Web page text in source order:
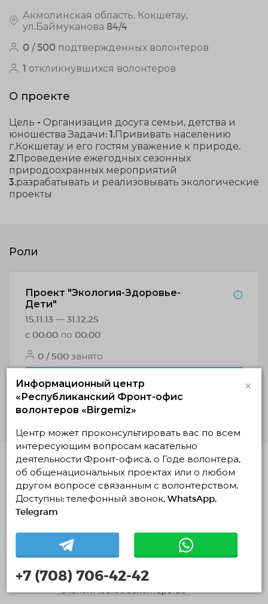
Акмолинская область, Кокшетау,
ул.Баймуканова 84/4
0 / 500 подтвержденных волонтеров
1 откликнувшихся волонтеров
О проекте
Цель - Организация досуга семьи, детства и
юношества Задачи: 1.Прививать населению
г.Кокшетау и его гостям уважение к природе.
2.Проведение ежегодных сезонных
природоохранных мероприятий
3.разрабатывать и реализовывать экологические
проекты
Роли
Проект "Экология-Здоровье-
Дети"
15.11.13 — 31.12.25
c 00:00 по 00:00
0 / 500 занято
НАБОР ОКОНЧЕН
Подробнее
Похожие проекты
Жылы патруль: Түркістандағы панасыз
жануарларға көмек акциясы
24.07.2026 22:25
31.07.2026 — 31.07.2026, c 18:00 по 20:00
Туркестанская область, Туркестан
Экологическое волонтерство
Информационный центр
«Республиканский Фронт-офис
волонтеров «Birgemiz»
×
Центр может проконсультировать вас по всем
интересующим вопросам касательно
деятельности Фронт-офиса, о Годе волонтера,
об общенациональных проектах или о любом
другом вопросе связанным с волонтерством.
Доступны: телефонный звонок, WhatsApp,
Telegram
+7 (708) 706-42-42